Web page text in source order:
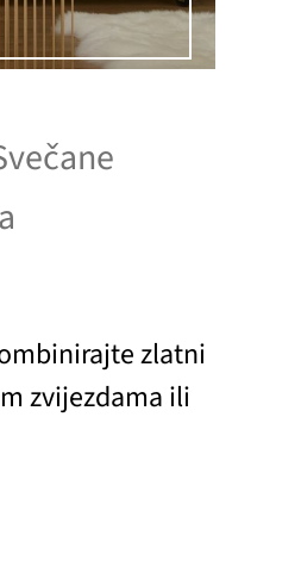
zlatni
zvijezdama ili